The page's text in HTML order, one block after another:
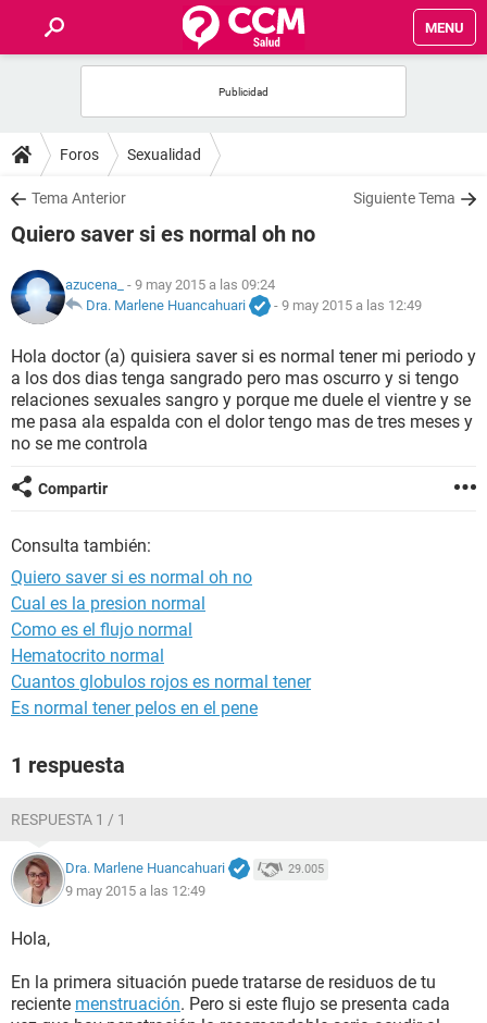
MENU
FOROS
SALUD
FAMILIA
NUTRICIÓN
BIENESTAR
SEXUALIDAD
GLOSARIO
Foros Sexualidad
Tema Anterior Siguiente Tema
Quiero saver si es normal oh no
azucena_ - 9 may 2015 a las 09:24
Dra. Marlene Huancahuari
- 9 may 2015 a las 12:49
Hola doctor (a) quisiera saver si es normal tener mi periodo y
a los dos dias tenga sangrado pero mas oscurro y si tengo
relaciones sexuales sangro y porque me duele el vientre y se
me pasa ala espalda con el dolor tengo mas de tres meses y
no se me controla
Compartir
Consulta también:
Quiero saver si es normal oh no
Cual es la presion normal
Como es el flujo normal
Hematocrito normal
Cuantos globulos rojos es normal tener
Es normal tener pelos en el pene
1 respuesta
RESPUESTA 1 / 1
Dra. Marlene Huancahuari 29.005
9 may 2015 a las 12:49
Hola,
En la primera situación puede tratarse de residuos de tu
reciente menstruación. Pero si este flujo se presenta cada